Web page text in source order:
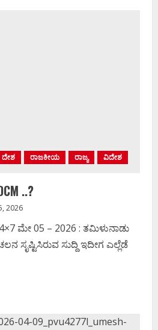
ದೇಶ ರಾಜಕೀಯ ರಾಜ್ಯ ವಿದೇಶ
..?
2026
ಮೇ 05 – 2026 : ತಮಿಳುನಾಡು
ಸೃಷ್ಟಿಸಿರುವ ಸುದ್ದಿ ಇದೀಗ ಎಲ್ಲೆಡೆ